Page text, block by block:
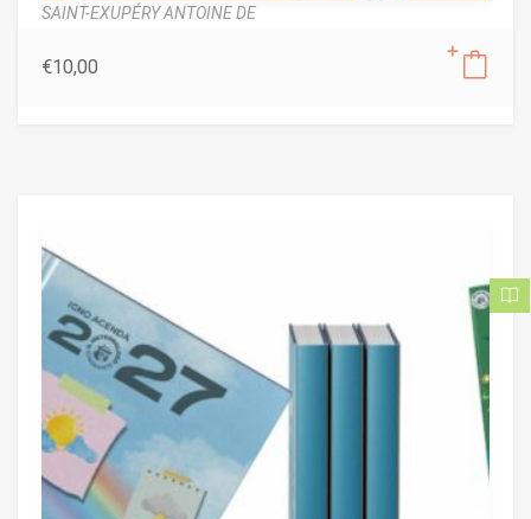
SAINT-EXUPÉRY ANTOINE DE
€10,00